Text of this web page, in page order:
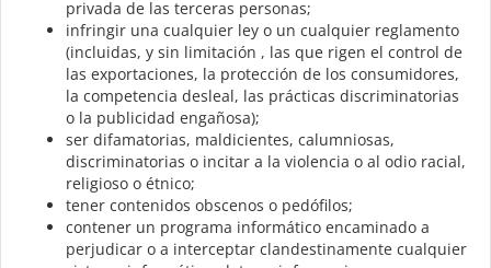
privada de las terceras personas;
infringir una cualquier ley o un cualquier reglamento
(incluidas, y sin limitación , las que rigen el control de
las exportaciones, la protección de los consumidores,
la competencia desleal, las prácticas discriminatorias
o la publicidad engañosa);
ser difamatorias, maldicientes, calumniosas,
discriminatorias o incitar a la violencia o al odio racial,
religioso o étnico;
tener contenidos obscenos o pedófilos;
contener un programa informático encaminado a
perjudicar o a interceptar clandestinamente cualquier